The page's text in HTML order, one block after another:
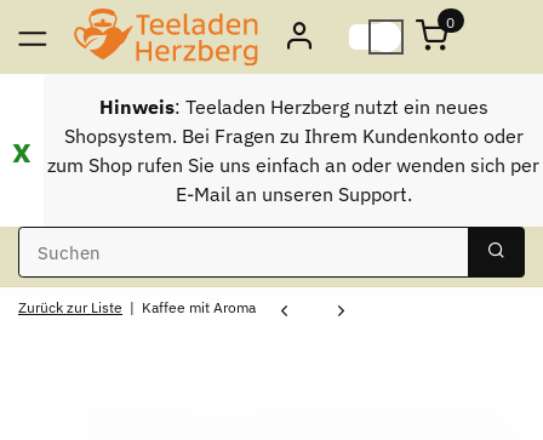
0
x
Hinweis: Teeladen Herzberg nutzt ein neues
Shopsystem. Bei Fragen zu Ihrem Kundenkonto oder
zum Shop rufen Sie uns einfach an oder wenden sich per
E-Mail an unseren Support.
Zurück zur Liste Kaffee mit Aroma